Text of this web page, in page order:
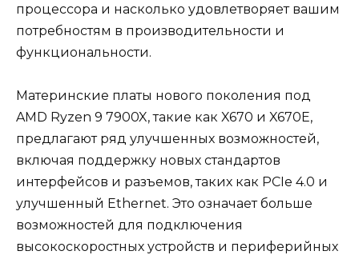
процессора и насколько удовлетворяет вашим
потребностям в производительности и
функциональности.
Материнские платы нового поколения под
AMD Ryzen 9 7900X, такие как X670 и X670E,
предлагают ряд улучшенных возможностей,
включая поддержку новых стандартов
интерфейсов и разъемов, таких как PCIe 4.0 и
улучшенный Ethernet. Это означает больше
возможностей для подключения
высокоскоростных устройств и периферийных